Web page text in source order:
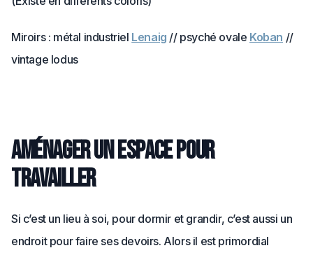
Miroirs : métal industriel Lenaig // psyché ovale Koban //
vintage Iodus
Aménager un espace pour
travailler
Si c’est un lieu à soi, pour dormir et grandir, c’est aussi un
endroit pour faire ses devoirs. Alors il est primordial